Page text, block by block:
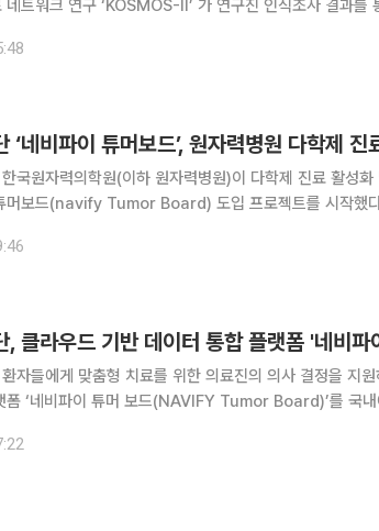
네트워크 연구 ‘KOSMOS-II’ 가 연구진 인식조사 결과를
통해 도출됐으며, 정부·학회·산업계가 협력한
‘네비파이 튜머보드’, 원자력병원 다학제 진
국원자력의학원(이하 원자력병원)이 다학제 진료 활성
보드(navify Tumor Board) 도입 프로젝트를 시작했다고 4
시험, 논문, 가이드라인 등을 추천해 맞춤형
, 클라우드 기반 데이터 통합 플랫폼 '네비파
자들에게 맞춤형 치료를 위한 의료진의 의사 결정을 지원
폼 ‘네비파이 튜머 보드(NAVIFY Tumor Board)’를 국내
공개했다. 이번에 론칭하는 네비파이 튜머 보